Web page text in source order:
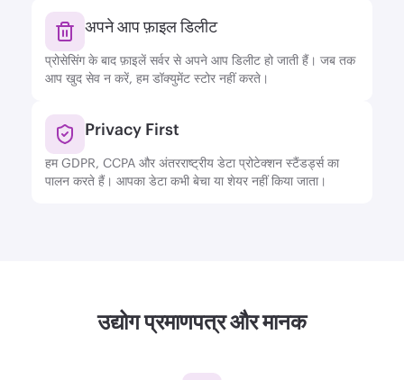
अपने आप फ़ाइल डिलीट
प्रोसेसिंग के बाद फ़ाइलें सर्वर से अपने आप डिलीट हो जाती हैं। जब तक
आप खुद सेव न करें, हम डॉक्युमेंट स्टोर नहीं करते।
Privacy First
हम GDPR, CCPA और अंतरराष्ट्रीय डेटा प्रोटेक्शन स्टैंडर्ड्स का
पालन करते हैं। आपका डेटा कभी बेचा या शेयर नहीं किया जाता।
उद्योग प्रमाणपत्र और मानक